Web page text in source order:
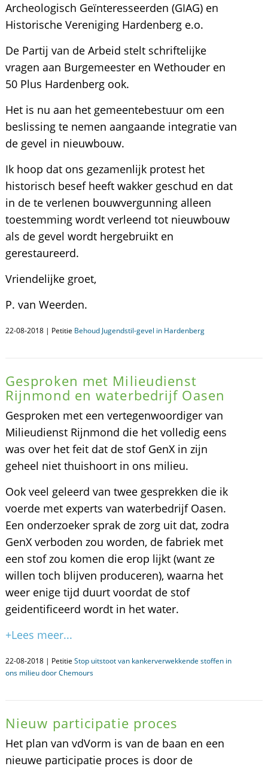
Archeologisch Geïnteresseerden (GIAG) en
Historische Vereniging Hardenberg e.o.
De Partij van de Arbeid stelt schriftelijke
vragen aan Burgemeester en Wethouder en
50 Plus Hardenberg ook.
Het is nu aan het gemeentebestuur om een
beslissing te nemen aangaande integratie van
de gevel in nieuwbouw.
Ik hoop dat ons gezamenlijk protest het
historisch besef heeft wakker geschud en dat
in de te verlenen bouwvergunning alleen
toestemming wordt verleend tot nieuwbouw
als de gevel wordt hergebruikt en
gerestaureerd.
Vriendelijke groet,
P. van Weerden.
22-08-2018 | Petitie Behoud Jugendstil-gevel in Hardenberg
Gesproken met Milieudienst
Rijnmond en waterbedrijf Oasen
Gesproken met een vertegenwoordiger van
Milieudienst Rijnmond die het volledig eens
was over het feit dat de stof GenX in zijn
geheel niet thuishoort in ons milieu.
Ook veel geleerd van twee gesprekken die ik
voerde met experts van waterbedrijf Oasen.
Een onderzoeker sprak de zorg uit dat, zodra
GenX verboden zou worden, de fabriek met
een stof zou komen die erop lijkt (want ze
willen toch blijven produceren), waarna het
weer enige tijd duurt voordat de stof
geidentificeerd wordt in het water.
+Lees meer...
22-08-2018 | Petitie Stop uitstoot van kankerverwekkende stoffen in
ons milieu door Chemours
Nieuw participatie proces
Het plan van vdVorm is van de baan en een
nieuwe participatie proces is door de